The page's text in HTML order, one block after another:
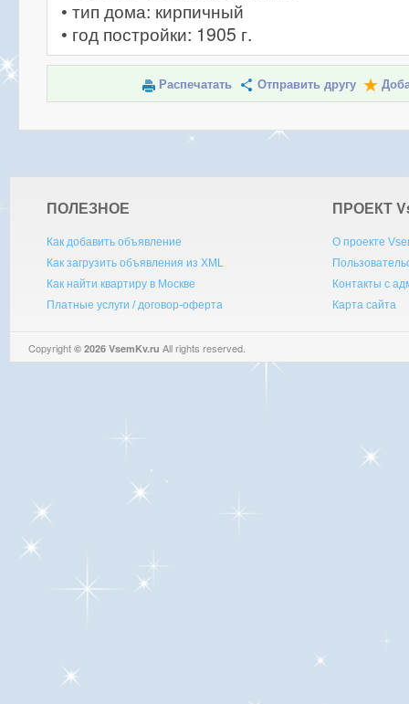
• тип дома: кирпичный
• год постройки: 1905 г.
Распечатать Отправить другу
ПОЛЕЗНОЕ
Как добавить объявление
Как загрузить объявления из XML
Как найти квартиру в Москве
Платные услуги / договор-оферта
ПРОЕКТ V
О проекте
Контакты с
Карта сайта
Copyright © 2026 VsemKv.ru All rights reserved.